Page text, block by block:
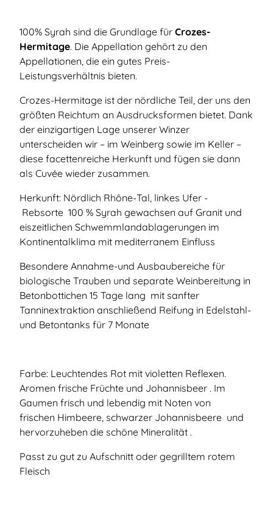
100% Syrah sind die Grundlage für Crozes-
Hermitage. Die Appellation gehört zu den
Appellationen, die ein gutes Preis-
Leistungsverhältnis bieten.
Crozes-Hermitage ist der nördliche Teil, der uns den
größten Reichtum an Ausdrucksformen bietet. Dank
der einzigartigen Lage unserer Winzer
unterscheiden wir – im Weinberg sowie im Keller –
diese facettenreiche Herkunft und fügen sie dann
als Cuvée wieder zusammen.
Herkunft: Nördlich Rhône-Tal, linkes Ufer -
Rebsorte 100 % Syrah gewachsen auf Granit und
eiszeitlichen Schwemmlandablagerungen im
Kontinentalklima mit mediterranem Einfluss
Besondere Annahme-und Ausbaubereiche für
biologische Trauben und separate Weinbereitung in
Betonbottichen 15 Tage lang mit sanfter
Tanninextraktion anschließend Reifung in Edelstahl-
und Betontanks für 7 Monate
Farbe: Leuchtendes Rot mit violetten Reflexen.
Aromen frische Früchte und Johannisbeer . Im
Gaumen frisch und lebendig mit Noten von
frischen Himbeere, schwarzer Johannisbeere und
hervorzuheben die schöne Mineralität .
Passt zu gut zu Aufschnitt oder gegrilltem rotem
Fleisch